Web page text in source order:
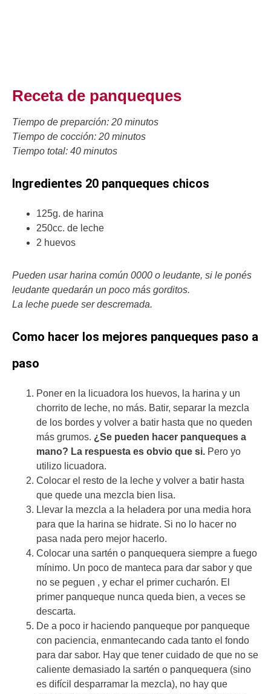
Receta de panqueques
Tiempo de preparción: 20 minutos
Tiempo de cocción: 20 minutos
Tiempo total: 40 minutos
Ingredientes 20 panqueques chicos
125g. de harina
250cc. de leche
2 huevos
Pueden usar harina común 0000 o leudante, si le ponés
leudante quedarán un poco más gorditos.
La leche puede ser descremada.
Como hacer los mejores panqueques paso a
paso
Poner en la licuadora los huevos, la harina y un
chorrito de leche, no más. Batir, separar la mezcla
de los bordes y volver a batir hasta que no queden
más grumos. ¿Se pueden hacer panqueques a
mano? La respuesta es obvio que si. Pero yo
utilizo licuadora.
Colocar el resto de la leche y volver a batir hasta
que quede una mezcla bien lisa.
Llevar la mezcla a la heladera por una media hora
para que la harina se hidrate. Si no lo hacer no
pasa nada pero mejor hacerlo.
Colocar una sartén o panquequera siempre a fuego
mínimo. Un poco de manteca para dar sabor y que
no se peguen , y echar el primer cucharón. El
primer panqueque nunca queda bien, a veces se
descarta.
De a poco ir haciendo panqueque por panqueque
con paciencia, enmantecando cada tanto el fondo
para dar sabor. Hay que tener cuidado de que no se
caliente demasiado la sartén o panquequera (sino
es difícil desparramar la mezcla), no hay que